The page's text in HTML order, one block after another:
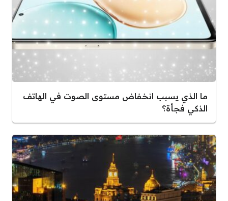
ما الذي يسبب انخفاض مستوى الصوت في الهاتف
الذكي فجأة؟